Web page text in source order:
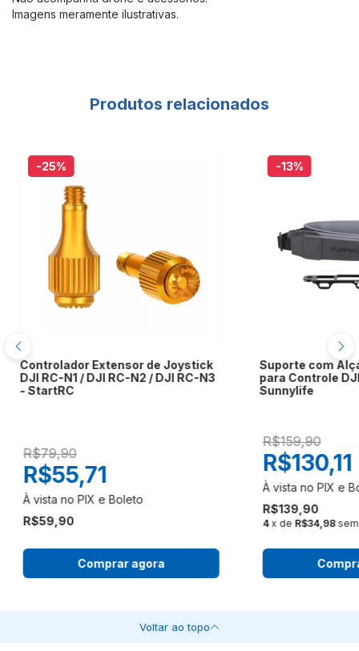
Imagens meramente ilustrativas.
Produtos relacionados
-25%
Controlador Extensor de Joystick
DJI RC-N1 / DJI RC-N2 / DJI RC-N3
- StartRC
R$79,90
R$59,90
R$55,71
Comprar agora
-13%
Suporte com
para Controle
Sunnylife
R$159,90
R$139,90
R$130,11
4 x de R$34,98
Voltar ao topo